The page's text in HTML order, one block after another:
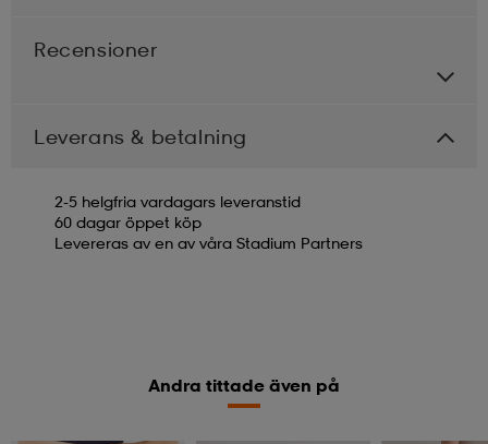
Recensioner
Leverans & betalning
2-5 helgfria vardagars leveranstid
60 dagar öppet köp
Levereras av en av våra Stadium Partners
Andra tittade även på